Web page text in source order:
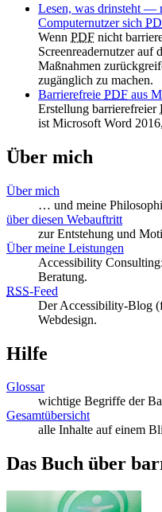
Lesen, was drinsteht —
Computernutzer sich
Wenn PDF nicht
Screenreadernutzer auf
Maßnahmen
zugänglich zu machen.
Barrierefreie PDF aus
Erstellung barrierefreier
ist Microsoft Word
Über mich
Über mich
… und meine
über diesen Webauftritt
zur Entstehung und
Über meine Leistungen
Accessibility
Beratung.
RSS-Feed
Der Accessibility-Blog
Webdesign.
Hilfe
Glossar
wichtige Begriffe der
Gesamtübersicht
alle Inhalte auf einem
Das Buch über